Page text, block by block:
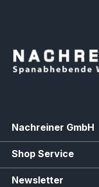
Nachreiner GmbH
Shop Service
Newsletter